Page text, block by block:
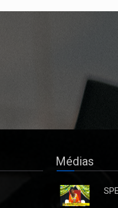
Olivier,
En
Dans le
Médias